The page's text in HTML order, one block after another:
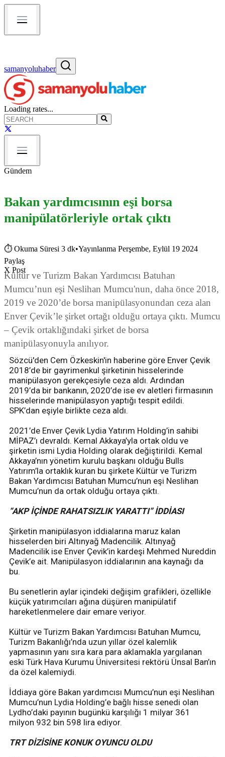
samanyoluhaber
Loading rates...
Gündem
Bakan yardımcısının eşi borsa
manipülatörleriyle ortak çıktı
⏱ Okuma Süresi 3 dk•Yayınlanma Perşembe, Eylül 19 2024
Paylaş
X Post
Kültür ve Turizm Bakan Yardımcısı Batuhan
Mumcu’nun eşi Neslihan Mumcu'nun, daha önce 2018,
2019 ve 2020’de borsa manipülasyonundan ceza alan
Enver Çevik’le şirket ortağı olduğu ortaya çıktı. Mumcu
– Çevik ortaklığındaki şirket de borsa
manipülasyonuyla anılıyor.
Sözcü'den Cem Özkeskin'in haberine göre Enver Çevik
2018’de bir gayrimenkul şirketinin hisselerinde
manipülasyon gerekçesiyle ceza aldı. Ardından
2019’da bir bankanın, 2020’de ise ev aletleri firmasının
hisselerinde manipülasyon yaptığı tespit edildi.
SPK’dan eşiyle birlikte ceza aldı.
2021’de Enver Çevik Lydia Yatırım Holding’in sahibi
MİPAZ’ı devraldı. Kemal Akkaya’yla ortak oldu ve
şirketin ismi Lydia Holding olarak değiştirildi. Kemal
Akkaya’nın yönetim kurulu başkanı olduğu Bulls
Yatırım’la ortaklık kuran bu şirkete Kültür ve Turizm
Bakan Yardımcısı Batuhan Mumcu’nun eşi Neslihan
Mumcu’nun da ortak olduğu ortaya çıktı.
“AKP İÇİNDE RAHATSIZLIK YARATTI” İDDİASI
Şirketin manipülasyon iddialarına maruz kalan
hisselerden biri Altınyağ Madencilik. Altınyağ
Madencilik ise Enver Çevik’in kardeşi Mehmed Nureddin
Çevik’e ait. Manipülasyon iddialarının ana kaynağı da
bu.
Bu senetlerin aylar içindeki değişim grafikleri, özellikle
küçük yatırımcıları ağına düşüren manipülatif
hareketlenmelere dair emare veriyor.
Kültür ve Turizm Bakan Yardımcısı Batuhan Mumcu,
Turizm Bakanlığı’nda uzun yıllar özel kalemlik
yapmasının yanı sıra kara para aklamakla yargılanan
eski Türk Hava Kurumu Üniversitesi rektörü Ünsal Ban’ın
da özel kalemiydi.
İddiaya göre Bakan yardımcısı Mumcu’nun eşi Neslihan
Mumcu’nun Lydia Holding’e bağlı hisse senedi olan
Lydho’daki payının bugünkü karşılığı 1 milyar 361
milyon 932 bin 598 lira ediyor.
TRT DİZİSİNE KONUK OYUNCU OLDU